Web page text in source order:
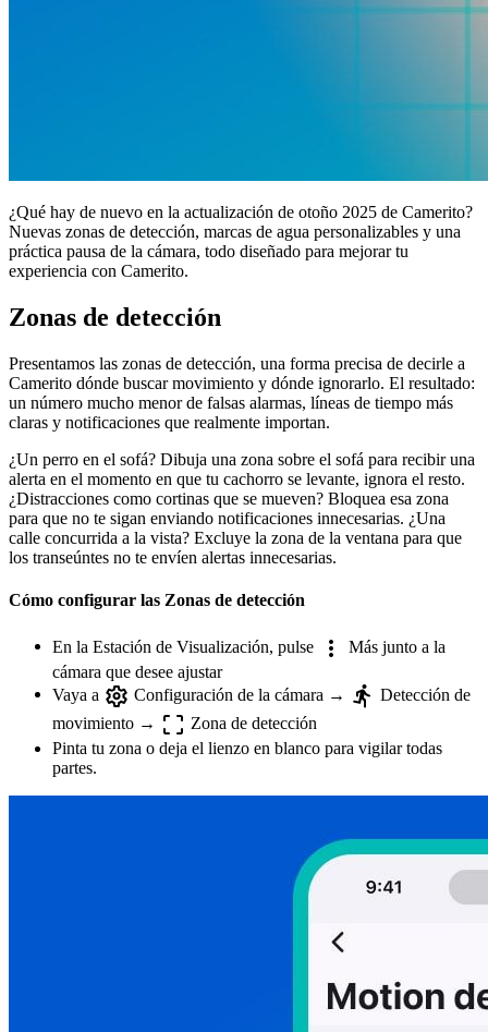
¿Qué hay de nuevo en la actualización de otoño 2025 de Camerito?
Nuevas zonas de detección, marcas de agua personalizables y una
práctica pausa de la cámara, todo diseñado para mejorar tu
experiencia con Camerito.
Zonas de detección
Presentamos las zonas de detección, una forma precisa de decirle a
Camerito dónde buscar movimiento y dónde ignorarlo. El resultado:
un número mucho menor de falsas alarmas, líneas de tiempo más
claras y notificaciones que realmente importan.
¿Un perro en el sofá? Dibuja una zona sobre el sofá para recibir una
alerta en el momento en que tu cachorro se levante, ignora el resto.
¿Distracciones como cortinas que se mueven? Bloquea esa zona
para que no te sigan enviando notificaciones innecesarias. ¿Una
calle concurrida a la vista? Excluye la zona de la ventana para que
los transeúntes no te envíen alertas innecesarias.
Cómo configurar las Zonas de detección
En la Estación de Visualización, pulse
Más junto a la
cámara que desee ajustar
Vaya a
Configuración de la cámara →
Detección de
movimiento →
Zona de detección
Pinta tu zona o deja el lienzo en blanco para vigilar todas
partes.